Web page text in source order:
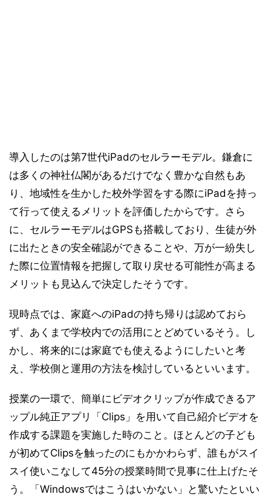
導入したのは第7世代iPadのセルラーモデル。鎌倉に
は多くの神社仏閣があるだけでなく豊かな自然もあ
り、地域性を生かした校外学習をする際にiPadを持っ
て行って使えるメリットを評価したからです。さら
に、セルラーモデルはGPSも搭載しており、生徒が外
に出たときの安全確認ができることや、万が一紛失し
た際に位置情報を把握して取り戻せる可能性が高まる
メリットも見込んで決定したそうです。
現時点では、家庭へのiPadの持ち帰りは認めておら
ず、あくまで学校内での活用にとどめているそう。し
かし、将来的には家庭でも使えるようにしたいと考
え、学校側と運用の方法を検討しているといいます。
授業の一環で、簡単にビデオクリップが作成できるア
ップル純正アプリ「Clips」を用いて自己紹介ビデオを
作成する課題を実施した時のこと。ほとんどの子ども
が初めてClipsを触ったのにもかかわらず、誰もがスイ
スイ使いこなして45分の授業時間で見事に仕上げたそ
う。「Windowsではこうはいかない」と驚いたといい